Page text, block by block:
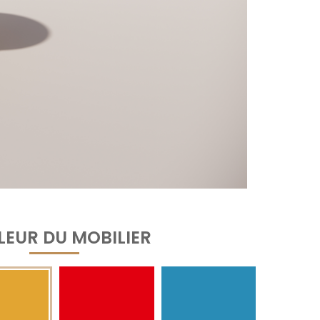
DU MOBILIER